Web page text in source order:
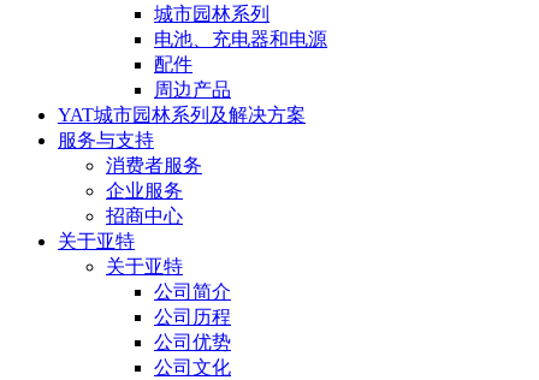
城市园林系列
电池、充电器和电源
配件
周边产品
YAT城市园林系列及解决方案
服务与支持
消费者服务
企业服务
招商中心
关于亚特
关于亚特
公司简介
公司历程
公司优势
公司文化